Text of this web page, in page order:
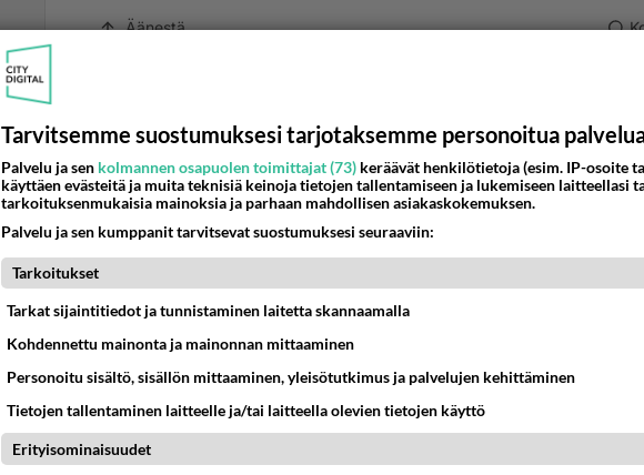
Äänestä
turhaa huudella lehtiin ei kiinosta teidän suhde pitäkää oma tietona
Äänestä
Tarvitsemme suostumuksesi tarjotaksemme personoitua
Palvelu ja sen kolmannen osapuolen toimittajat (73) keräävät henkilötietoja (esim. IP-osoite
käyttäen evästeitä ja muita teknisiä keinoja tietojen tallentamiseen ja lukemiseen laitteellasi
tarkoituksenmukaisia mainoksia ja parhaan mahdollisen asiakaskokemuksen.
Palvelu ja sen kumppanit tarvitsevat suostumuksesi seuraaviin:
Tarkoitukset
Tarkat sijaintitiedot ja tunnistaminen laitetta skannaamalla
Kohdennettu mainonta ja mainonnan mittaaminen
Personoitu sisältö, sisällön mittaaminen, yleisötutkimus ja palvelujen kehittäminen
Tietojen tallentaminen laitteelle ja/tai laitteella olevien tietojen käyttö
Erityisominaisuudet